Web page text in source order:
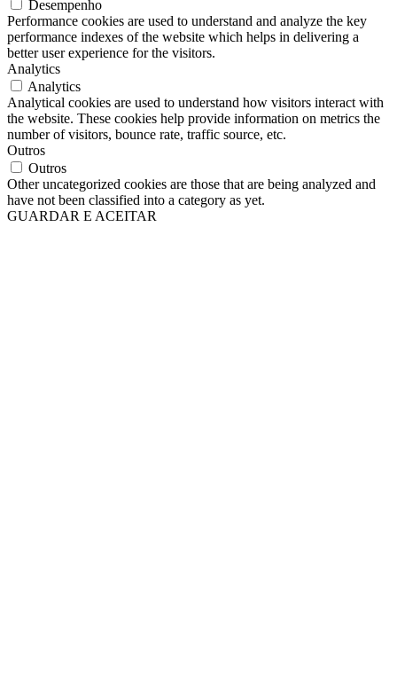
Desempenho
Performance cookies are used to understand and analyze the key
performance indexes of the website which helps in delivering a
better user experience for the visitors.
Analytics
Analytics
Analytical cookies are used to understand how visitors interact with
the website. These cookies help provide information on metrics the
number of visitors, bounce rate, traffic source, etc.
Outros
Outros
Other uncategorized cookies are those that are being analyzed and
have not been classified into a category as yet.
GUARDAR E ACEITAR